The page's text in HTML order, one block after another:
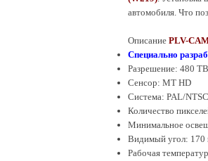
автомобиля. Что
Описание PLV-
Специально
Разрешение: 480
Сенсор: MT HD
Система: PAL/NTSC
Количество
Минимальное
Видимый угол: 170
Рабочая